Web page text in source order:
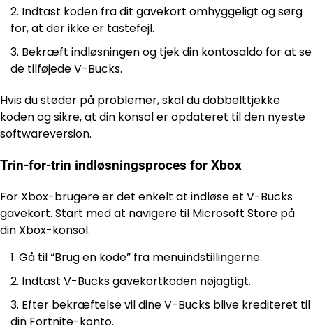
Indtast koden fra dit gavekort omhyggeligt og sørg
for, at der ikke er tastefejl.
Bekræft indløsningen og tjek din kontosaldo for at se
de tilføjede V-Bucks.
Hvis du støder på problemer, skal du dobbelttjekke
koden og sikre, at din konsol er opdateret til den nyeste
softwareversion.
Trin-for-trin indløsningsproces for Xbox
For Xbox-brugere er det enkelt at indløse et V-Bucks
gavekort. Start med at navigere til Microsoft Store på
din Xbox-konsol.
Gå til “Brug en kode” fra menuindstillingerne.
Indtast V-Bucks gavekortkoden nøjagtigt.
Efter bekræftelse vil dine V-Bucks blive krediteret til
din Fortnite-konto.